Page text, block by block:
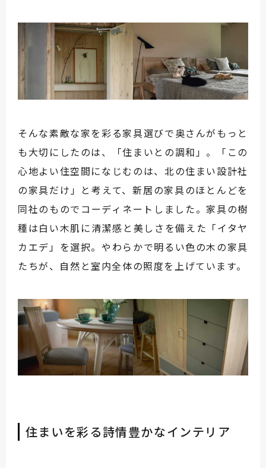
そんな素敵な家を彩る家具選びで奥さんがもっと
も大切にしたのは、「住まいとの調和」。「この
心地よい住空間になじむのは、北の住まい設計社
の家具だけ」と考えて、新居の家具のほとんどを
同社のものでコーディネートしました。家具の樹
種は白い木肌に清潔感と美しさを備えた「イタヤ
カエデ」を選択。やわらかで明るい色の木の家具
たちが、自然と室内全体の照度を上げています。
住まいを彩る詩情豊かなインテリア